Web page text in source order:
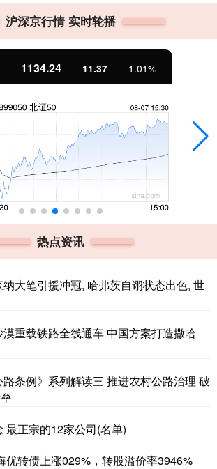
沪深京行情 实时轮播
1134.24 11.37 1.01%
热点资讯
大笔引援冲冠, 哈弗茨自诩状态出色, 世
重载铁路全线通车 中国方案打造撒哈
条例》系列解读三 推进农村公路治理 破
最正宗的12家公司(名单)
优转债上涨029%，转股溢价率3946%